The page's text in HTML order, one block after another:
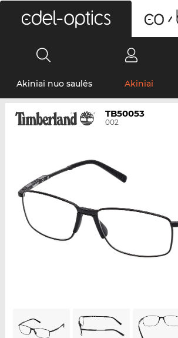
Akiniai nuo saulės Akiniai
TB50053
002